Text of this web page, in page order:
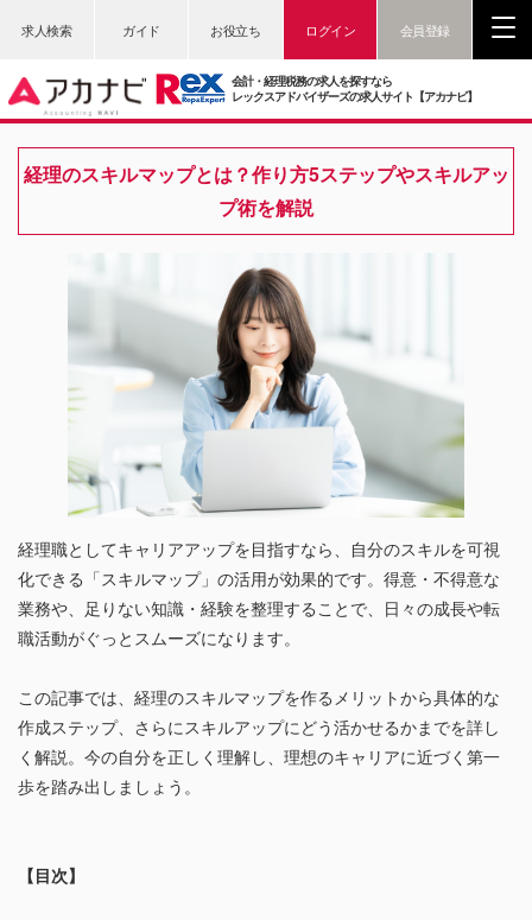
求人検索 ガイド お役立ち ログイン 会員登録
会計・経理税務の求人を探すなら
レックスアドバイザーズの求人サイト【アカナビ】
経理のスキルマップとは？作り方5ステップやスキルアッ
プ術を解説
経理職としてキャリアアップを目指すなら、自分のスキルを可視
化できる「スキルマップ」の活用が効果的です。得意・不得意な
業務や、足りない知識・経験を整理することで、日々の成長や転
職活動がぐっとスムーズになります。
この記事では、経理のスキルマップを作るメリットから具体的な
作成ステップ、さらにスキルアップにどう活かせるかまでを詳し
く解説。今の自分を正しく理解し、理想のキャリアに近づく第一
歩を踏み出しましょう。
【目次】